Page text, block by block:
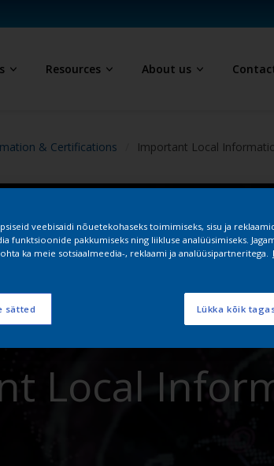
Resources About us
& Certifications Important Local
Local
veebisaidi nõuetekohaseks toimimiseks, sisu ja
funktsioonide pakkumiseks ning liikluse analüüsimiseks.
ka meie sotsiaalmeedia-, reklaami ja analüüsipartneritega.
sätted Lükka kõik